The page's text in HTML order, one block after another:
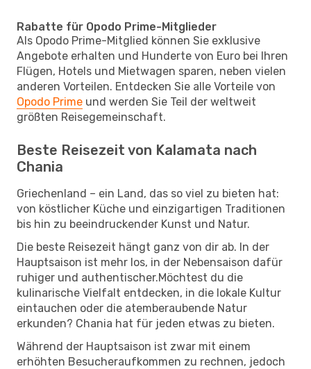
Rabatte für Opodo Prime-Mitglieder
Als Opodo Prime-Mitglied können Sie exklusive
Angebote erhalten und Hunderte von Euro bei Ihren
Flügen, Hotels und Mietwagen sparen, neben vielen
anderen Vorteilen. Entdecken Sie alle Vorteile von
Opodo Prime und werden Sie Teil der weltweit
größten Reisegemeinschaft.
Beste Reisezeit von Kalamata nach
Chania
Griechenland – ein Land, das so viel zu bieten hat:
von köstlicher Küche und einzigartigen Traditionen
bis hin zu beeindruckender Kunst und Natur.
Die beste Reisezeit hängt ganz von dir ab. In der
Hauptsaison ist mehr los, in der Nebensaison dafür
ruhiger und authentischer.Möchtest du die
kulinarische Vielfalt entdecken, in die lokale Kultur
eintauchen oder die atemberaubende Natur
erkunden? Chania hat für jeden etwas zu bieten.
Während der Hauptsaison ist zwar mit einem
erhöhten Besucheraufkommen zu rechnen, jedoch